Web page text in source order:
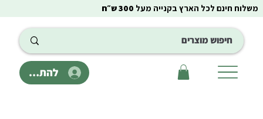
להתחבר
משלוח חינם לכל הארץ בקנייה מעל 300 ש״ח